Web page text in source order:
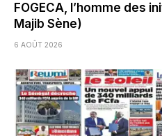
FOGECA, l’homme des
Majib Sène)
6 AOÛT 2026